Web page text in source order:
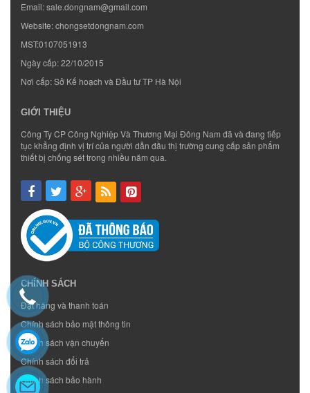
Email:sale.dongnam@gmail.com
Website:chongsetdongnam.com
MST:0107051913
Ngày cấp: 22/10/2015
Nơi cấp: Sở Kế hoạch và Đầu tư TP Hà Nội
GIỚI THIỆU
Công Ty CP Công Nghiệp Và Thương Mại Đông Nam đã và đang tiếp
tục khẳng định vị trí của người dẫn đầu thị trường cung cấp sản phẩm
thiết bị chống sét trong nhiều năm qua.
CHÍNH SÁCH
Đặt hàng và thanh toán
Chính sách bảo mật thông tin
Chính sách vận chuyển
Chính sách đổi trả
Chính sách bảo hành